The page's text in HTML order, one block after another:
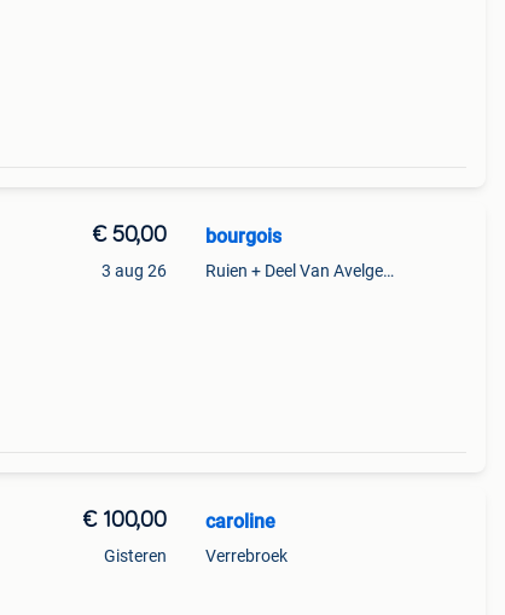
€ 50,00
3 aug 26
bourgois
Ruien + Deel Van Avelgem En Waarmaarde
€ 100,00
Gisteren
caroline
Verrebroek